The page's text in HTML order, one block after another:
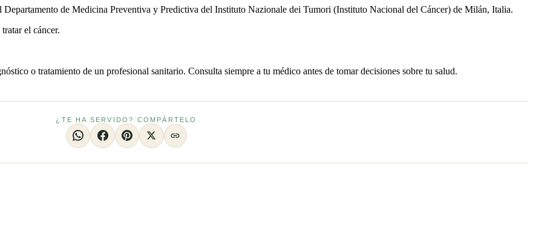
de Medicina Preventiva y Predictiva del Instituto Nazionale dei Tumori (Instituto Nacional del Cáncer) de Milán, Italia.
el cáncer.
o tratamiento de un profesional sanitario. Consulta siempre a tu médico antes de tomar decisiones sobre tu salud.
¿TE HA SERVIDO? COMPÁRTELO